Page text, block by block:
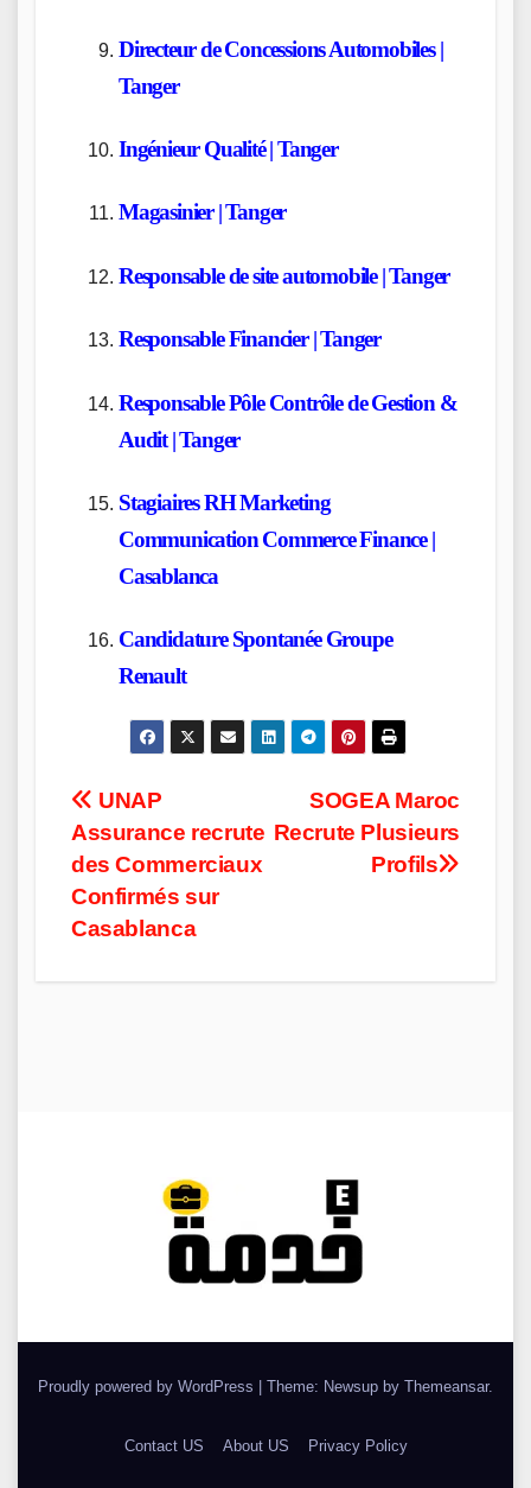
Directeur de Concessions Automobiles |
Tanger
Ingénieur Qualité | Tanger
Magasinier | Tanger
Responsable de site automobile | Tanger
Responsable Financier | Tanger
Responsable Pôle Contrôle de Gestion &
Audit | Tanger
Stagiaires RH Marketing
Communication Commerce Finance |
Casablanca
Candidature Spontanée Groupe
Renault
Post
navigation
SOGEA Maroc
Recrute Plusieurs
Profils
UNAP
Assurance recrute
des Commerciaux
Confirmés sur
Casablanca
Proudly powered by WordPress Theme: Newsup by Themeansar.
Contact US About US Privacy Policy